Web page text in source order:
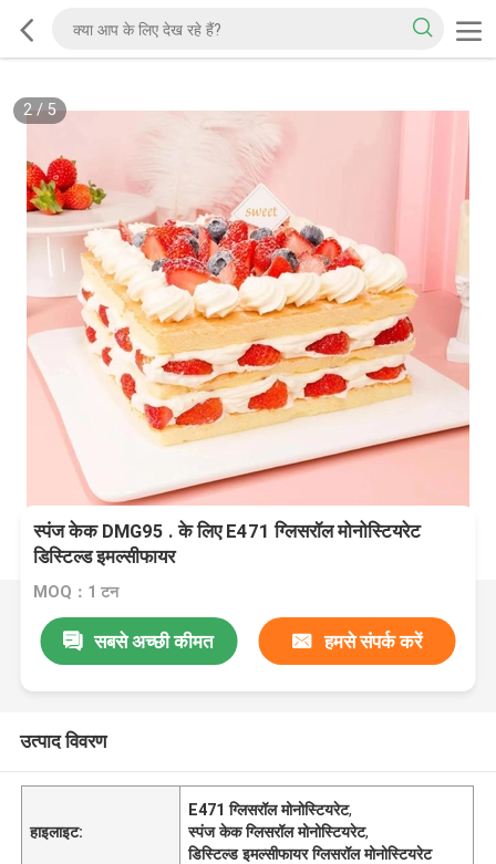
2/ 5
स्पंज केक DMG95 . के लिए E471 ग्लिसरॉल मोनोस्टियरेट
डिस्टिल्ड इमल्सीफायर
MOQ：1 टन
सबसे अच्छी कीमत हमसे संपर्क करें
उत्पाद विवरण
हाइलाइट:
E471 ग्लिसरॉल मोनोस्टियरेट,
स्पंज केक ग्लिसरॉल मोनोस्टियरेट,
डिस्टिल्ड इमल्सीफायर ग्लिसरॉल मोनोस्टियरेट